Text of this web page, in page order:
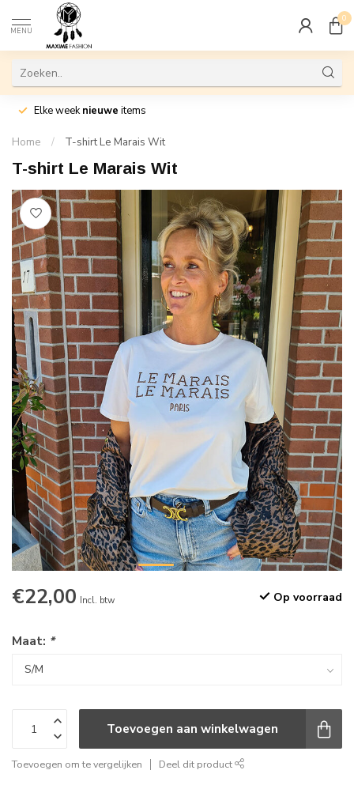
MENU
0
Elke weeknieuwe items
Home / T-shirt Le Marais Wit
T-shirt Le Marais Wit
€22,00 Incl. btw Op voorraad
Maat: *
Toevoegen aan winkelwagen
Toevoegen om te vergelijken Deel dit product